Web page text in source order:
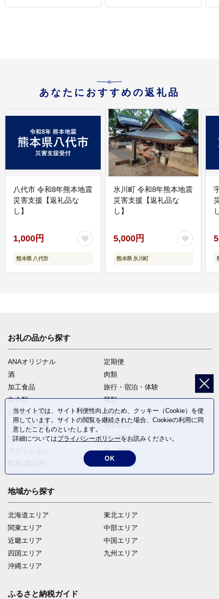
あなたにおすすめの返礼品
八代市 令和8年熊本地震
災害支援【返礼品な
し】
1,000円
熊本県 八代市
氷川町 令和8年熊本地震
災害支援【返礼品な
し】
5,000円
熊本県 氷川町
お礼の品から探す
ANAオリジナル
定期便
酒
肉類
加工食品
旅行・宿泊・体験
魚介類
麺類
日用品・雑貨
野菜
パン・菓子類
電化製品
フルーツ
卵・乳製品
米・穀物
返礼品なし
地域から探す
北海道エリア
関東エリア
近畿エリア
四国エリア
沖縄エリア
東北エリア
中部エリア
中国エリア
九州エリア
ふるさと納税ガイド
当サイトでは、サイト利便性向上のため、クッキー（Cookie）を使
用しています。サイトの閲覧を継続された場合、Cookieの利用に同
意したことものといたします。
詳細についてはプライバシーポリシーをお読みください。
OK